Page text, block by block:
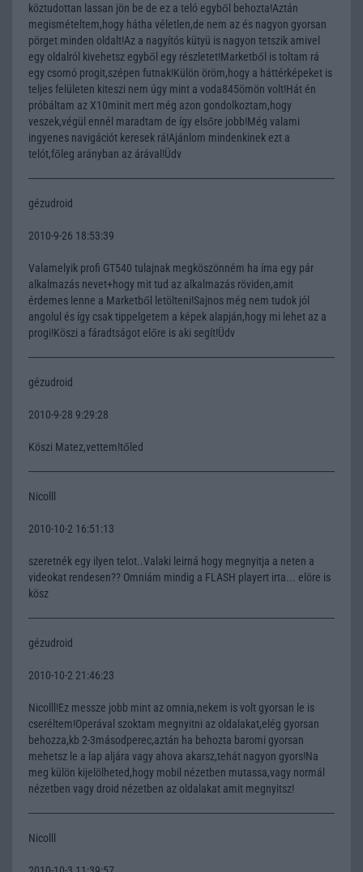
köztudottan lassan jön be de ez a teló egyből behozta!Aztán
megismételtem,hogy hátha véletlen,de nem az és nagyon gyorsan
pörget minden oldalt!Az a nagyítós kütyü is nagyon tetszik amivel
egy oldalról kivehetsz egyből egy részletet!Marketből is toltam rá
egy csomó progit,szépen futnak!Külön öröm,hogy a háttérképeket is
teljes felületen kiteszi nem úgy mint a voda845ömön volt!Hát én
próbáltam az X10minit mert még azon gondolkoztam,hogy
veszek,végül ennél maradtam de így elsőre jobb!Még valami
ingyenes navigációt keresek rá!Ajánlom mindenkinek ezt a
telót,főleg arányban az árával!Üdv
gézudroid
2010-9-26 18:53:39
Valamelyik profi GT540 tulajnak megköszönném ha írna egy pár
alkalmazás nevet+hogy mit tud az alkalmazás röviden,amit
érdemes lenne a Marketből letölteni!Sajnos még nem tudok jól
angolul és így csak tippelgetem a képek alapján,hogy mi lehet az a
progi!Köszi a fáradtságot előre is aki segít!Üdv
gézudroid
2010-9-28 9:29:28
Köszi Matez,vettem!tőled
Nicolll
2010-10-2 16:51:13
szeretnék egy ilyen telot..Valaki leirná hogy megnyitja a neten a
videokat rendesen?? Omniám mindig a FLASH playert irta... elöre is
kösz
gézudroid
2010-10-2 21:46:23
Nicolll!Ez messze jobb mint az omnia,nekem is volt gyorsan le is
cseréltem!Operával szoktam megnyitni az oldalakat,elég gyorsan
behozza,kb 2-3másodperec,aztán ha behozta baromi gyorsan
mehetsz le a lap aljára vagy ahova akarsz,tehát nagyon gyors!Na
meg külön kijelölheted,hogy mobil nézetben mutassa,vagy normál
nézetben vagy droid nézetben az oldalakat amit megnyitsz!
Nicolll